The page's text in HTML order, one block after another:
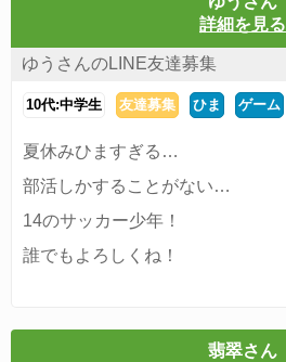
詳細を見る
ゆうさんのLINE友達募集
10代:中学生 友達募集 ひま ゲーム
夏休みひますぎる…
部活しかすることがない…
14のサッカー少年！
誰でもよろしくね！
翡翠さん